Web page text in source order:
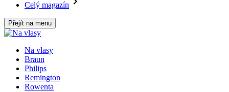
Celý magazín
Přejít na menu
Na vlasy
Braun
Philips
Remington
Rowenta